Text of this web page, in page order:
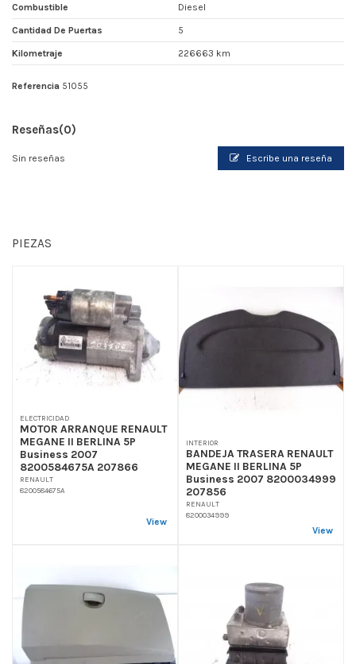
Combustible Diesel
Cantidad De Puertas 5
Kilometraje 226663 km
Referencia 51055
Reseñas(0)
Sin reseñas Escribe una reseña
PIEZAS
ELECTRICIDAD
MOTOR ARRANQUE RENAULT
MEGANE II BERLINA 5P
Business 2007
8200584675A 207866
RENAULT
8200584675A
View
INTERIOR
BANDEJA TRASERA RENAULT
MEGANE II BERLINA 5P
Business 2007 8200034999
207856
RENAULT
8200034999
View